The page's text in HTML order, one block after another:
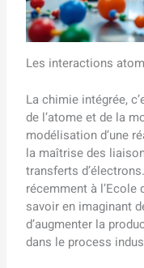
Les interactions
La chimie intégrée,
de l’atome et de la
modélisation d’une
la maîtrise des
transferts
récemment à
savoir en imaginant
d’augmenter la
dans le process